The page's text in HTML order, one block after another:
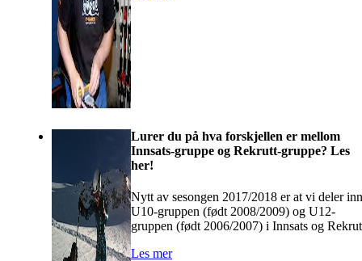
Lurer du på hva forskjellen er mellom
Innsats-gruppe og Rekrutt-gruppe? Les
her!
Nytt av sesongen 2017/2018 er at vi deler inn
U10-gruppen (født 2008/2009) og U12-
gruppen (født 2006/2007) i Innsats og
Les mer